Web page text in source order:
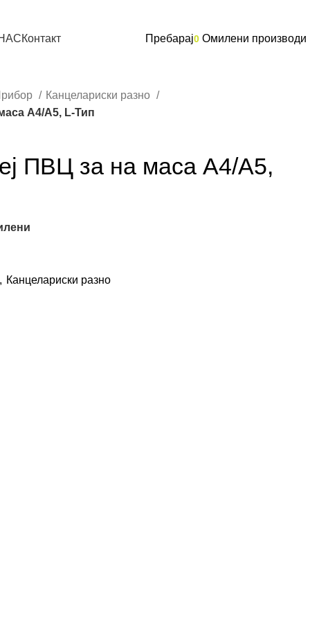
Контакт Пребарај0 Омилени производи
Канцелариски разно
A4/А5, L-Тип
ПВЦ за на маса A4/А5,
, Канцелариски разно